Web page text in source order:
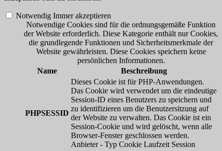
Notwendig Immer akzeptieren
Notwendige Cookies sind für die ordnungsgemäße Funktion
der Website erforderlich. Diese Kategorie enthält nur Cookies,
die grundlegende Funktionen und Sicherheitsmerkmale der
Website gewährleisten. Diese Cookies speichern keine
persönlichen Informationen.
Name
Beschreibung
PHPSESSID
Dieses Cookie ist für PHP-Anwendungen.
Das Cookie wird verwendet um die eindeutige
Session-ID eines Benutzers zu speichern und
zu identifizieren um die Benutzersitzung auf
der Website zu verwalten. Das Cookie ist ein
Session-Cookie und wird gelöscht, wenn alle
Browser-Fenster geschlossen werden.
Anbieter - Typ Cookie Laufzeit Session